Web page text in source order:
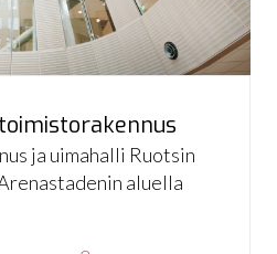
ja uimahalli Ruotsin
aluella